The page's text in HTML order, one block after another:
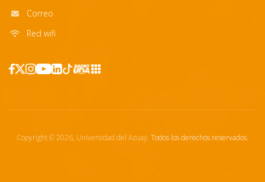
Correo
Red wifi
Copyright ©2026, Universidad del Azuay. Todos los derechos reservados.